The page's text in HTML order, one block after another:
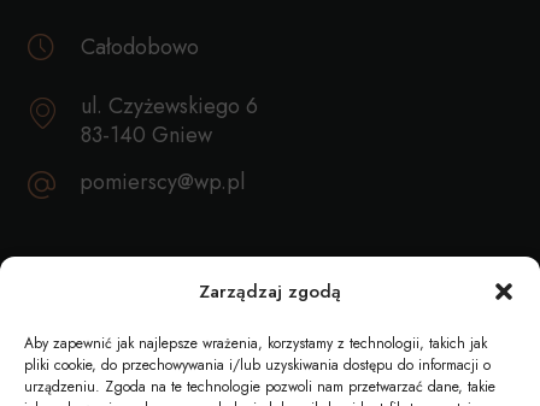
Zarządzaj zgodą
Aby zapewnić jak najlepsze wrażenia, korzystamy z technologii, takich jak
pliki cookie, do przechowywania i/lub uzyskiwania dostępu do informacji o
urządzeniu. Zgoda na te technologie pozwoli nam przetwarzać dane, takie
Całodobowo
ul. Czyżewskiego 6
83-140 Gniew
pomierscy@wp.pl
REKOMENDACJE